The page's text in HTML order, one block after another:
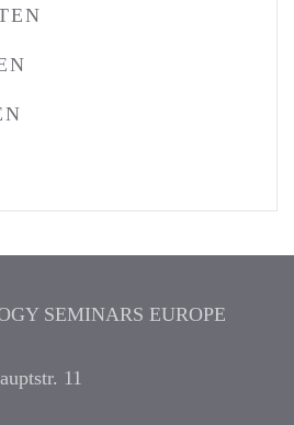
SEMINARS EUROPE
11